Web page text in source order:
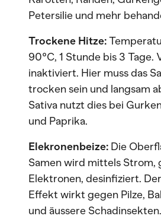
Petersilie und mehr
Trockene Hitze:
90°C, 1 Stunde bis 3 Tage.
inaktiviert. Hier muss das
trocken sein und langsam
Sativa nutzt dies bei
und Paprika.
Elekronenbeize: Die
Samen wird mittels Strom,
Elektronen, desinfiziert.
Effekt wirkt gegen Pilze,
und äussere